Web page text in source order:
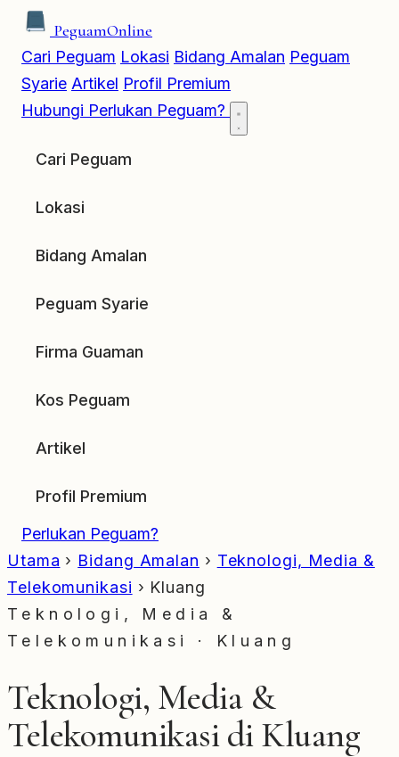
PeguamOnline
Cari Peguam Lokasi Bidang Amalan Peguam
Syarie Artikel Profil Premium
Hubungi Perlukan Peguam?
Cari Peguam
Lokasi
Bidang Amalan
Peguam Syarie
Firma Guaman
Kos Peguam
Artikel
Profil Premium
Perlukan Peguam?
Utama › Bidang Amalan › Teknologi, Media &
Telekomunikasi › Kluang
Teknologi, Media &
Telekomunikasi · Kluang
Teknologi, Media &
Telekomunikasi di Kluang